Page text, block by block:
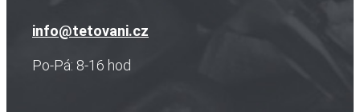
info@tetovani.cz
Po-Pá: 8-16 hod